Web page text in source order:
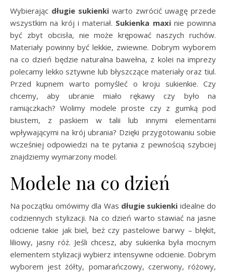
Wybierając długie sukienki warto zwrócić uwagę przede
wszystkim na krój i materiał. Sukienka maxinie powinna
być zbyt obcisła, nie może krępować naszych ruchów.
Materiały powinny być lekkie, zwiewne. Dobrym wyborem
na co dzień będzie naturalna bawełna, z kolei na imprezy
polecamy lekko sztywne lub błyszczące materiały oraz tiul.
Przed kupnem warto pomyśleć o kroju sukienkie. Czy
chcemy, aby ubranie miało rękawy czy było na
ramiączkach? Wolimy modele proste czy z gumką pod
biustem, z paskiem w talii lub innymi elementami
wpływającymi na krój ubrania? Dzięki przygotowaniu sobie
wcześniej odpowiedzi na te pytania z pewnością szybciej
znajdziemy wymarzony model.
Modele na co dzień
Na początku omówimy dla Was długie sukienki idealne do
codziennych stylizacji. Na co dzień warto stawiać na jasne
odcienie takie jak biel, beż czy pastelowe barwy – błękit,
liliowy, jasny róż. Jeśli chcesz, aby sukienka była mocnym
elementem stylizacji wybierz intensywne odcienie. Dobrym
wyborem jest żółty, pomarańczowy, czerwony, różowy,